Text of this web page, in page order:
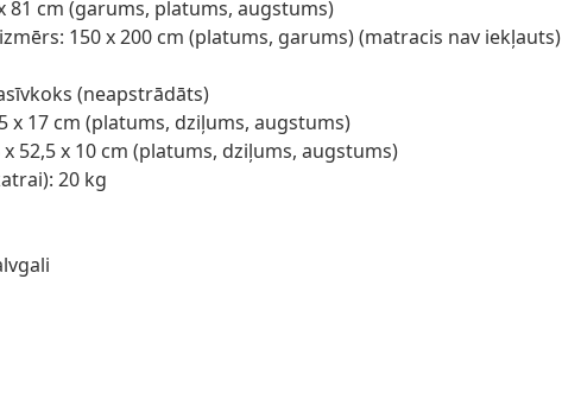
81 cm (garums, platums, augstums)
150 x 200 cm (platums, garums) (matracis nav iekļauts)
(neapstrādāts)
x 17 cm (platums, dziļums, augstums)
52,5 x 10 cm (platums, dziļums, augstums)
20 kg